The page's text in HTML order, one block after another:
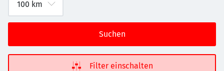
Suchen
Filter einschalten